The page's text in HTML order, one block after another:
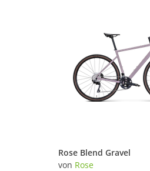
Rose Blend Gravel
von Rose